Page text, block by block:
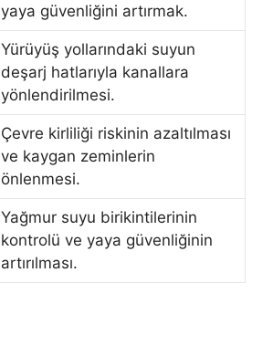
yaya güvenliğini artırmak.
Yürüyüş yollarındaki suyun
deşarj hatlarıyla kanallara
yönlendirilmesi.
Çevre kirliliği riskinin azaltılması
ve kaygan zeminlerin
önlenmesi.
Yağmur suyu birikintilerinin
kontrolü ve yaya güvenliğinin
artırılması.